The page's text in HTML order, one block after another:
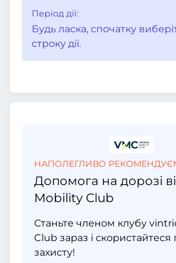
Період дії:
Будь ласка, спочатку
строку дії.
НАПОЛЕГЛИВО
Допомога на дорозі
Mobility Club
Станьте членом клубу
Club зараз і скористайтеся
захисту!